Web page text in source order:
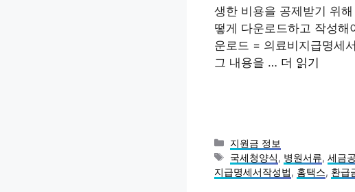
생한 비용을 공제받기 위
떻게 다운로드하고 작성
운로드 = 의료비지급명세
그 내용을 … 더 읽기
카
테
고
지원금 정보
태
그
국세청양식, 병원서류,세금
지급명세서작성법, 홈택스, 환급